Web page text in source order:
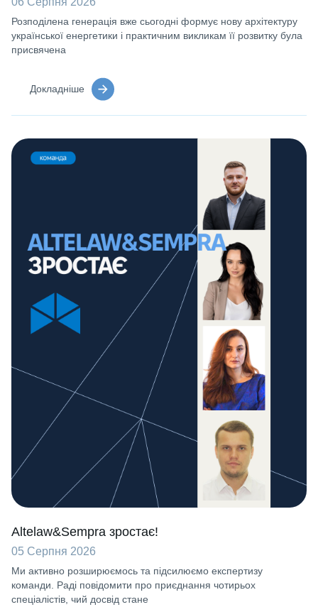
Розподілена генерація вже сьогодні формує нову архітектуру
української енергетики і практичним викликам її розвитку була
присвячена
Докладніше
Altelaw&Sempra зростає!
05 Серпня 2026
Ми активно розширюємось та підсилюємо експертизу
команди. Раді повідомити про приєднання чотирьох
спеціалістів, чий досвід стане